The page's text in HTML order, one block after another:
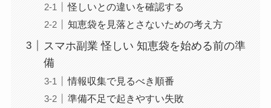
怪しいとの違いを確認する
知恵袋を見落とさないための考え方
スマホ副業 怪しい 知恵袋を始める前の準
備
情報収集で見るべき順番
準備不足で起きやすい失敗